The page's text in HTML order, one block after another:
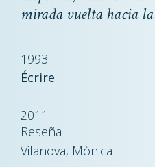
mirada vuelta hacia
1993
Écrire
2011
Reseña
Vilanova, Mònica